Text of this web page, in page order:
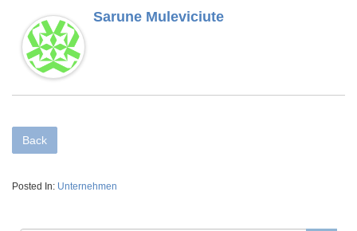
Sarune Muleviciute
Back
Posted In: Unternehmen